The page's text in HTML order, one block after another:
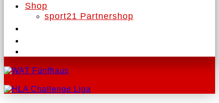
Shop
sport21 Partnershop